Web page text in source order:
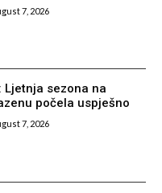
7, 2026
Ljetnja sezona na
počela uspješno
7, 2026